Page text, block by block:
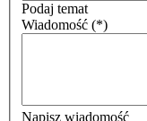
Podaj temat
Wiadomość (*)
Napisz wiadomość